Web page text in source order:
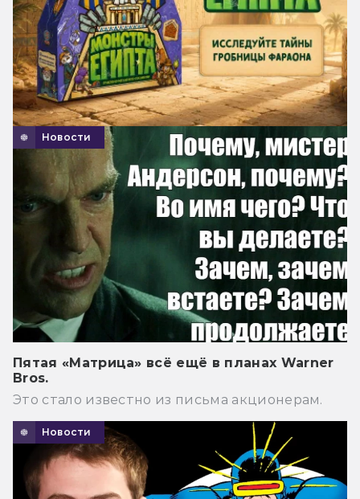
Новости
Пятая «Матрица» всё ещё в планах Warner
Bros.
Это стало известно из письма акционерам.
Новости